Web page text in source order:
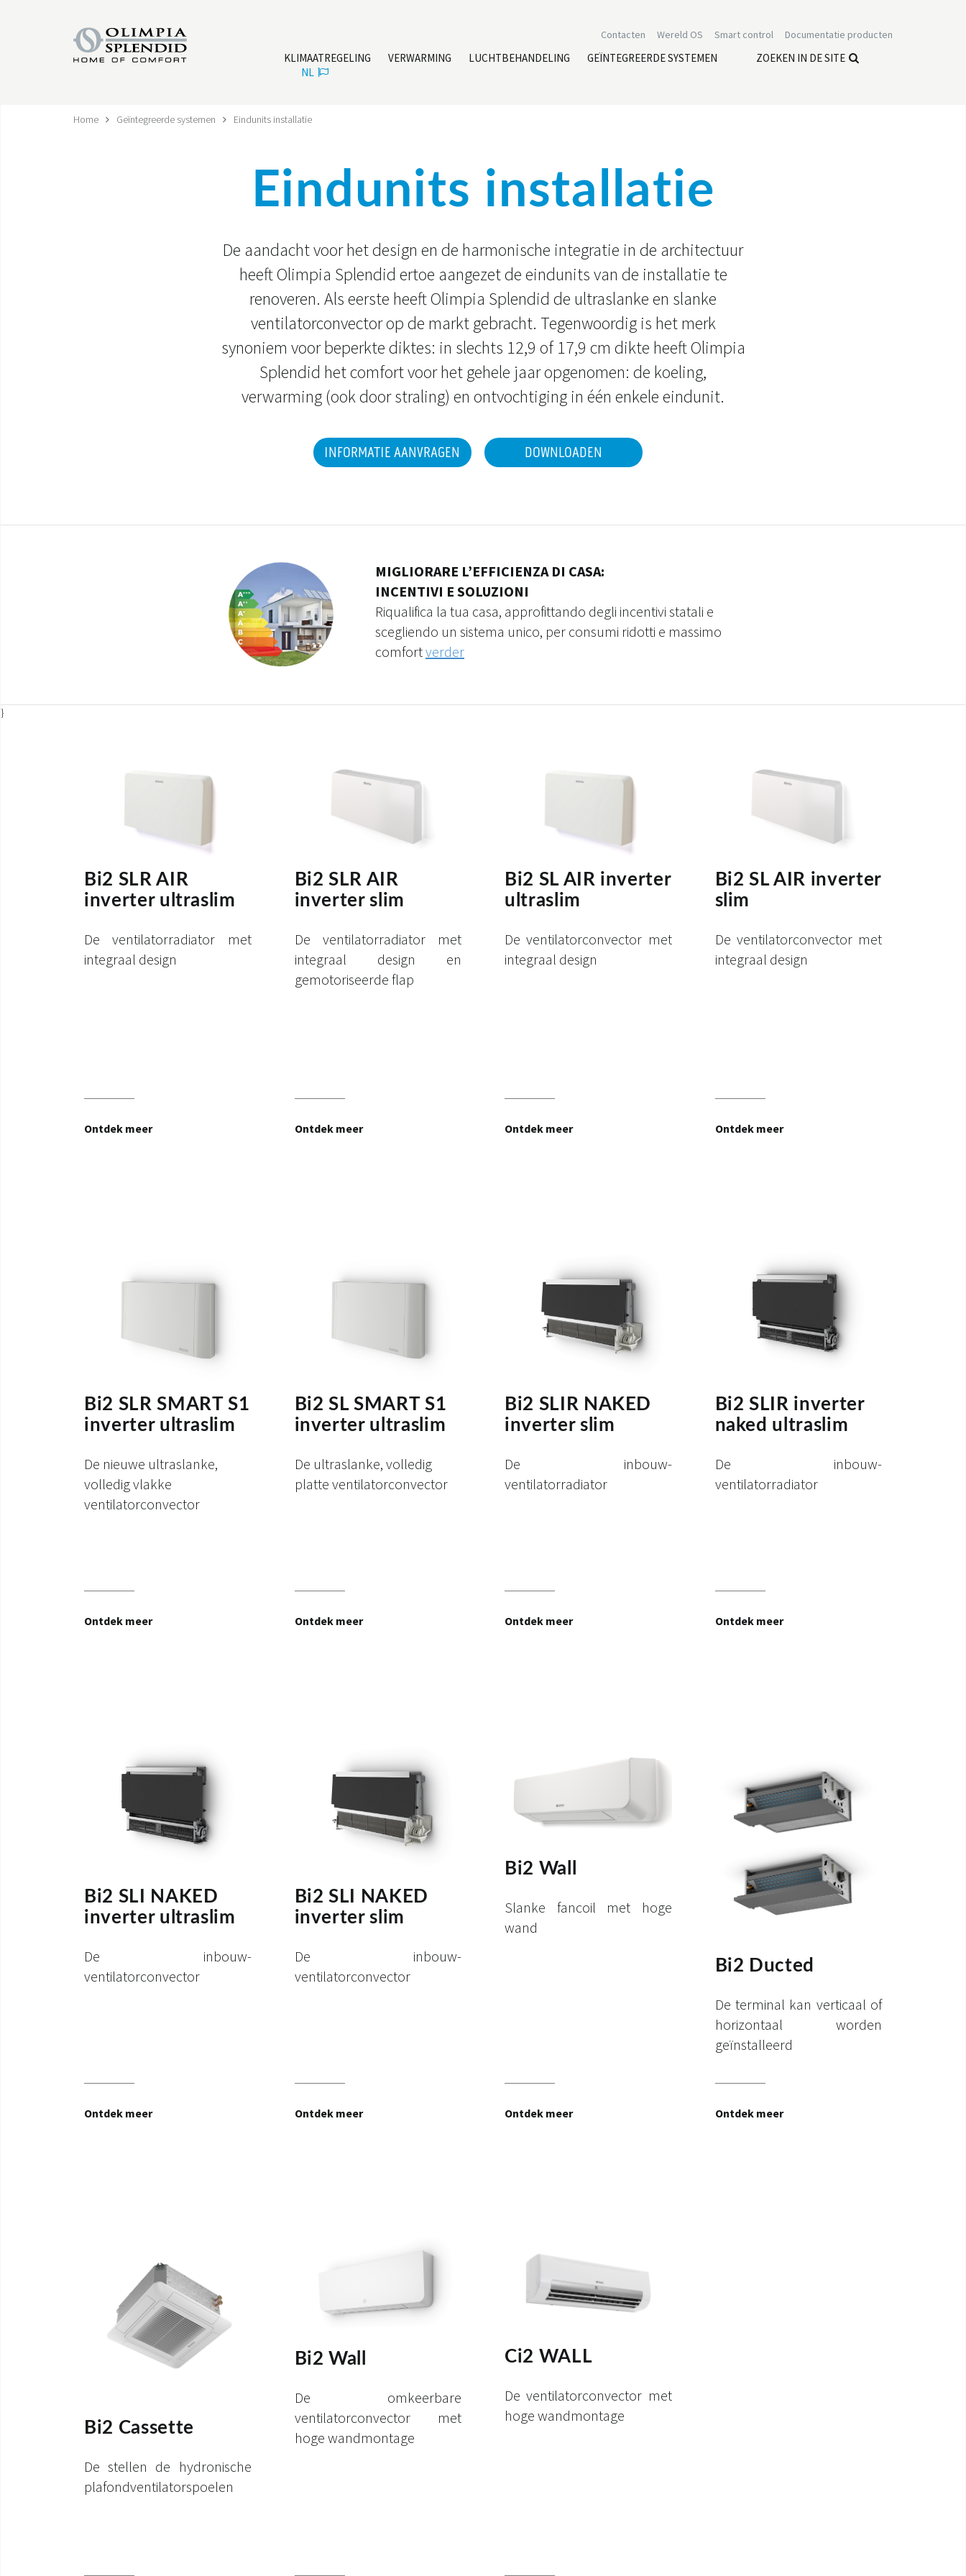
Documentatie producten
Smart control
Wereld OS
Contacten
KLIMAATREGELING VERWARMING LUCHTBEHANDELING GEÏNTEGREERDE SYSTEMEN
ZOEKEN IN DE SITE
NL
Home Geïntegreerde systemen Eindunits installatie
Eindunits installatie
De aandacht voor het design en de harmonische integratie in de architectuur
heeft Olimpia Splendid ertoe aangezet de eindunits van de installatie te
renoveren. Als eerste heeft Olimpia Splendid de ultraslanke en slanke
ventilatorconvector op de markt gebracht. Tegenwoordig is het merk
synoniem voor beperkte diktes: in slechts 12,9 of 17,9 cm dikte heeft Olimpia
Splendid het comfort voor het gehele jaar opgenomen: de koeling,
verwarming (ook door straling) en ontvochtiging in één enkele eindunit.
INFORMATIE AANVRAGEN DOWNLOADEN
MIGLIORARE L’EFFICIENZA DI CASA:
INCENTIVI E SOLUZIONI
Riqualifica la tua casa, approfittando degli incentivi statali e
scegliendo un sistema unico, per consumi ridotti e massimo
comfortverder
}
Bi2 SLR AIR
inverter ultraslim
De ventilatorradiator met
integraal design
Ontdek meer
Bi2 SLR AIR
inverter slim
De ventilatorradiator met
integraal design en
gemotoriseerde flap
Ontdek meer
Bi2 SL AIR inverter
ultraslim
De ventilatorconvector met
integraal design
Ontdek meer
Bi2 SL AIR inverter
slim
De ventilatorconvector met
integraal design
Ontdek meer
Bi2 SLR SMART S1
inverter ultraslim
De nieuwe ultraslanke,
volledig vlakke
ventilatorconvector
Ontdek meer
Bi2 SL SMART S1
inverter ultraslim
De ultraslanke, volledig
platte ventilatorconvector
Ontdek meer
Bi2 SLIR NAKED
inverter slim
De inbouw-
ventilatorradiator
Ontdek meer
Bi2 SLIR inverter
naked ultraslim
De inbouw-
ventilatorradiator
Ontdek meer
Bi2 SLI NAKED
inverter ultraslim
De inbouw-
ventilatorconvector
Ontdek meer
Bi2 SLI NAKED
inverter slim
De inbouw-
ventilatorconvector
Ontdek meer
Bi2 Wall
Slanke fancoil met hoge
wand
Ontdek meer
Bi2 Ducted
De terminal kan verticaal of
horizontaal worden
geïnstalleerd
Ontdek meer
Bi2 Cassette
De stellen de hydronische
plafondventilatorspoelen
Bi2 Wall
De omkeerbare
ventilatorconvector met
hoge wandmontage
Ci2 WALL
De ventilatorconvector met
hoge wandmontage